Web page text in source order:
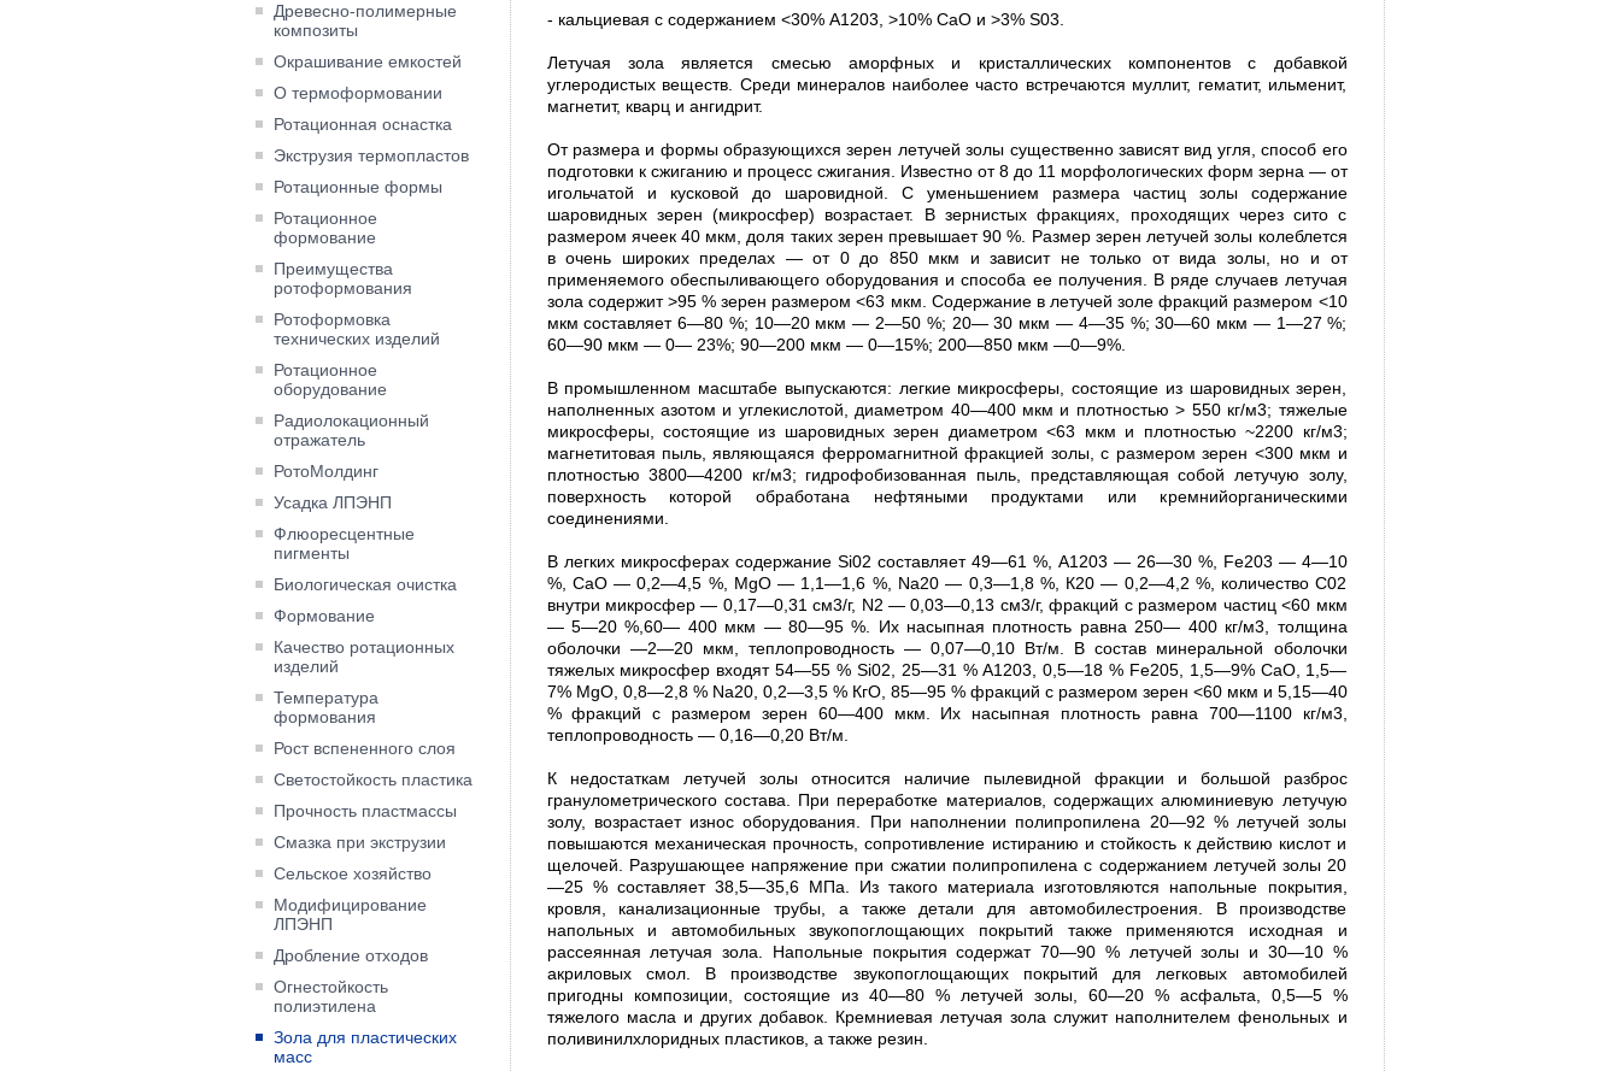
Древесно-полимерные
композиты
Окрашивание емкостей
О термоформовании
Ротационная оснастка
Экструзия термопластов
Ротационные формы
Ротационное
формование
Преимущества
ротоформования
Ротоформовка
технических изделий
Ротационное
оборудование
Радиолокационный
отражатель
РотоМолдинг
Усадка ЛПЭНП
Флюоресцентные
пигменты
Биологическая очистка
Формование
Качество ротационных
изделий
Температура
формования
Рост вспененного слоя
Светостойкость пластика
Прочность пластмассы
Смазка при экструзии
Сельское хозяйство
Модифицирование
ЛПЭНП
Дробление отходов
Огнестойкость
полиэтилена
Зола для пластических
масс
- кальциевая с содержанием <30% А1203, >10% СаО и >3% S03.
Летучая зола является смесью аморфных и кристаллических компонентов с добавкой
углеродистых веществ. Среди минералов наиболее часто встречаются муллит, гематит, ильменит,
магнетит, кварц и ангидрит.
От размера и формы образующихся зерен летучей золы существенно зависят вид угля, способ его
подготовки к сжиганию и процесс сжигания. Известно от 8 до 11 морфологических форм зерна — от
игольчатой и кусковой до шаровидной. С уменьшением размера частиц золы содержание
шаровидных зерен (микросфер) возрастает. В зернистых фракциях, проходящих через сито с
размером ячеек 40 мкм, доля таких зерен превышает 90 %. Размер зерен летучей золы колеблется
в очень широких пределах — от 0 до 850 мкм и зависит не только от вида золы, но и от
применяемого обеспыливающего оборудования и способа ее получения. В ряде случаев летучая
зола содержит >95 % зерен размером <63 мкм. Содержание в летучей золе фракций размером <10
мкм составляет 6—80 %; 10—20 мкм — 2—50 %; 20— 30 мкм — 4—35 %; 30—60 мкм — 1—27 %;
60—90 мкм — 0— 23%; 90—200 мкм — 0—15%; 200—850 мкм —0—9%.
В промышленном масштабе выпускаются: легкие микросферы, состоящие из шаровидных зерен,
наполненных азотом и углекислотой, диаметром 40—400 мкм и плотностью > 550 кг/м3; тяжелые
микросферы, состоящие из шаровидных зерен диаметром <63 мкм и плотностью ~2200 кг/м3;
магнетитовая пыль, являющаяся ферромагнитной фракцией золы, с размером зерен <300 мкм и
плотностью 3800—4200 кг/м3; гидрофобизованная пыль, представляющая собой летучую золу,
поверхность которой обработана нефтяными продуктами или кремнийорганическими
соединениями.
В легких микросферах содержание Si02 составляет 49—61 %, А1203 — 26—30 %, Fe203 — 4—10
%, СаО — 0,2—4,5 %, MgO — 1,1—1,6 %, Na20 — 0,3—1,8 %, К20 — 0,2—4,2 %, количество С02
внутри микросфер — 0,17—0,31 см3/г, N2 — 0,03—0,13 см3/г, фракций с размером частиц <60 мкм
— 5—20 %,60— 400 мкм — 80—95 %. Их насыпная плотность равна 250— 400 кг/м3, толщина
оболочки —2—20 мкм, теплопроводность — 0,07—0,10 Вт/м. В состав минеральной оболочки
тяжелых микросфер входят 54—55 % Si02, 25—31 % А1203, 0,5—18 % Fe205, 1,5—9% СаО, 1,5—
7% MgO, 0,8—2,8 % Na20, 0,2—3,5 % КгО, 85—95 % фракций с размером зерен <60 мкм и 5,15—40
% фракций с размером зерен 60—400 мкм. Их насыпная плотность равна 700—1100 кг/м3,
теплопроводность — 0,16—0,20 Вт/м.
К недостаткам летучей золы относится наличие пылевидной фракции и большой разброс
гранулометрического состава. При переработке материалов, содержащих алюминиевую летучую
золу, возрастает износ оборудования. При наполнении полипропилена 20—92 % летучей золы
повышаются механическая прочность, сопротивление истиранию и стойкость к действию кислот и
щелочей. Разрушающее напряжение при сжатии полипропилена с содержанием летучей золы 20
—25 % составляет 38,5—35,6 МПа. Из такого материала изготовляются напольные покрытия,
кровля, канализационные трубы, а также детали для автомобилестроения. В производстве
напольных и автомобильных звукопоглощающих покрытий также применяются исходная и
рассеянная летучая зола. Напольные покрытия содержат 70—90 % летучей золы и 30—10 %
акриловых смол. В производстве звукопоглощающих покрытий для легковых автомобилей
пригодны композиции, состоящие из 40—80 % летучей золы, 60—20 % асфальта, 0,5—5 %
тяжелого масла и других добавок. Кремниевая летучая зола служит наполнителем фенольных и
поливинилхлоридных пластиков, а также резин.